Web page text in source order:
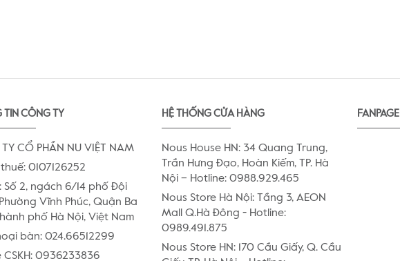
TIN CÔNG TY
CỔ PHẦN NU VIỆT NAM
0107126252
Số 2, ngách 6/14 phố Đội
Vĩnh Phúc, Quận Ba
phố Hà Nội, Việt Nam
bàn: 024.66512299
0936233836
HỆ THỐNG CỬA HÀNG
Nous House HN: 34 Quang Trung,
Trần Hưng Đạo, Hoàn Kiếm, TP. Hà
Nội – Hotline: 0988.929.465
Nous Store Hà Nội: Tầng 3, AEON
Mall Q.Hà Đông - Hotline:
0989.491.875
Nous Store HN: 170 Cầu Giấy, Q. Cầu
FANPAGE